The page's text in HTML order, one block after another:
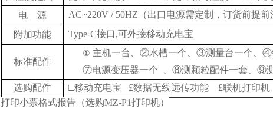
电
源 AC~220V / 50HZ （出口电源需定制，订货前提前
附加功能
Type-C接口,可外接移动充电宝
标准配件
① 主机一台、 ②水槽一个、③测量台一个、④
⑦电源变压器一个
⑧测颗粒配件一套、⑨
选购配件
□移动充电宝 £数据无线远传功能 £联机打印机
打印小票格式报告（选购MZ-P1打印机）